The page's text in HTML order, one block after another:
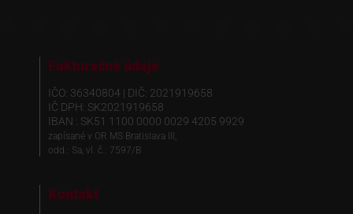
Fakturačné údaje
IČO: 36340804 | DIČ: 2021919658
IČ DPH: SK2021919658
IBAN : SK51 1100 0000 0029 4205 9929
zapísané v OR MS Bratislava III,
odd.: Sa, vl. č.: 7597/B
Kontakt